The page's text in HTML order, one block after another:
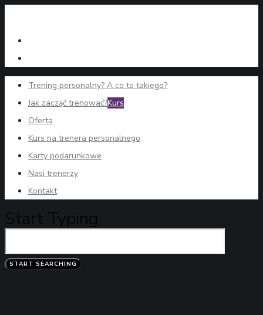
Trening personalny? A co to takiego?
Jak zacząć trenować?Kurs
Oferta
Kurs na trenera personalnego
Karty podarunkowe
Nasi trenerzy
Kontakt
Start Typing